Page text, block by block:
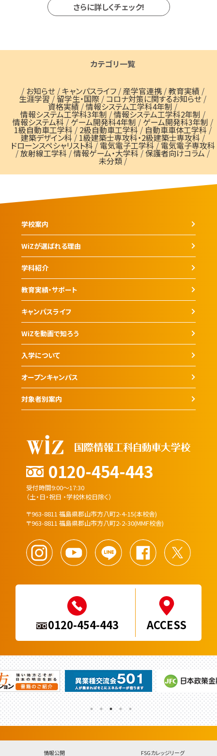
さらに詳しくチェック!
カテゴリ一覧
/ お知らせ/キャンパスライフ/産学官連携/教育実績/
生涯学習/留学生・国際 / コロナ対策に関するお知らせ/
資格実績/情報システム工学科4年制 /
情報システム工学科3年制 /情報システム工学科2年制 /
情報システム科/ゲーム開発科4年制 /ゲーム開発科3年制 /
1級自動車工学科/ 2級自動車工学科/自動車車体工学科/
建築デザイン科 / 1級建築士専攻科・2級建築士専攻科/
ドローンスペシャリスト科/電気電子工学科/電気電子専攻科
/放射線工学科 /情報ゲーム・大学科 /保護者向けコラム/
未分類/
学校案内
WiZが選ばれる理由
学科紹介
教育実績・サポート
キャンパスライフ
WiZを動画で知ろう
入学について
オープンキャンパス
対象者別案内
0120-454-443
受付時間9:00～17:30
（土・日・祝日 ・学校休校日除く）
〒963-8811 福島県郡山市方八町2-4-15(本校舎)
〒963-8811 福島県郡山市方八町2-2-30(MMF校舎)
0120-454-443 ACCESS
情報公開 FSGカレッジリーグ